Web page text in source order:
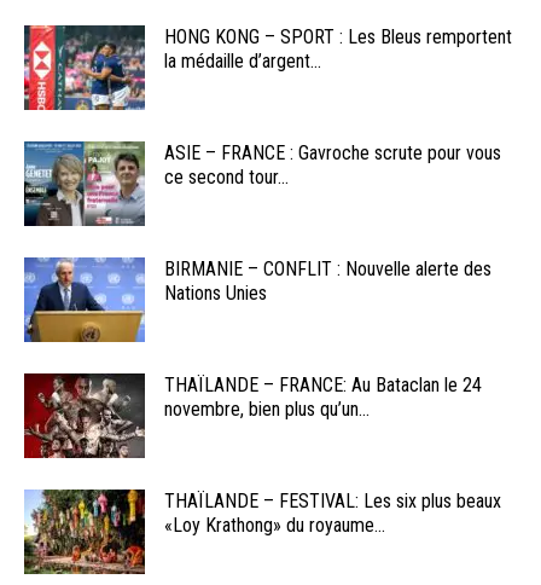
HONG KONG – SPORT : Les Bleus remportent
la médaille d’argent...
ASIE – FRANCE : Gavroche scrute pour vous
ce second tour...
BIRMANIE – CONFLIT : Nouvelle alerte des
Nations Unies
THAÏLANDE – FRANCE: Au Bataclan le 24
novembre, bien plus qu’un...
THAÏLANDE – FESTIVAL: Les six plus beaux
«Loy Krathong» du royaume...